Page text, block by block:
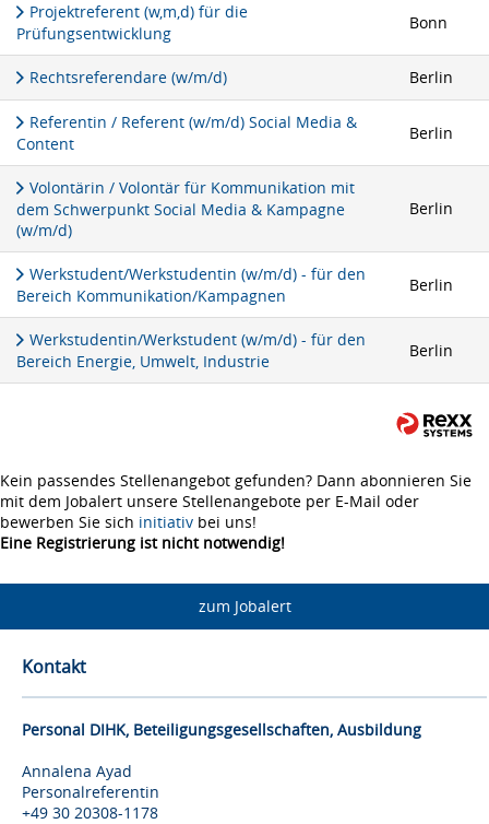
Projektreferent (w,m,d) für die
Prüfungsentwicklung
Bonn
Rechtsreferendare (w/m/d) Berlin
Referentin / Referent (w/m/d) Social Media &
Content
Berlin
Volontärin / Volontär für Kommunikation mit
dem Schwerpunkt Social Media & Kampagne
(w/m/d)
Berlin
Werkstudent/Werkstudentin (w/m/d) - für den
Bereich Kommunikation/Kampagnen
Berlin
Werkstudentin/Werkstudent (w/m/d) - für den
Bereich Energie, Umwelt, Industrie
Berlin
Kein passendes Stellenangebot gefunden? Dann abonnieren Sie
mit dem Jobalert unsere Stellenangebote per E-Mail oder
bewerben Sie sich initiativ bei uns!
Eine Registrierung ist nicht notwendig!
zum Jobalert
Kontakt
Personal DIHK, Beteiligungsgesellschaften, Ausbildung
Annalena Ayad
Personalreferentin
+49 30 20308-1178